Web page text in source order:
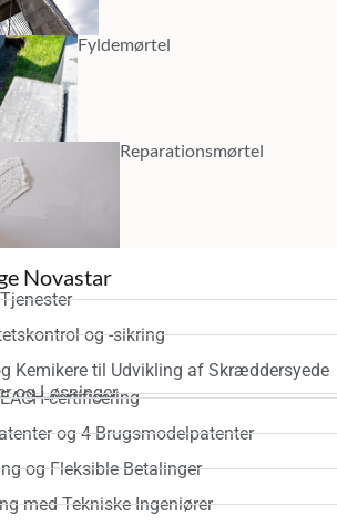
Fyldemørtel
Reparationsmørtel
Novastar
og -sikring
Kemikere til Udvikling af Skræddersyede
og Løsninger
certificering
og 4 Brugsmodelpatenter
og Fleksible Betalinger
med Tekniske Ingeniører